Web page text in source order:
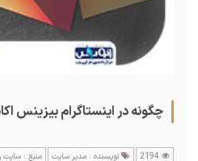
چگونه در اینستاگرام بیزینس
نویسنده : مدیر سایت منبع : سایت